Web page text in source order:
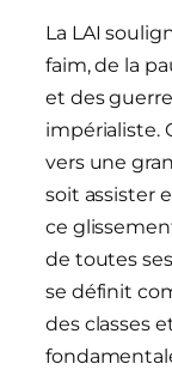
La LAI
faim, de la
et des
impérialiste.
vers une
soit assister
ce
de toutes
se définit
des classes